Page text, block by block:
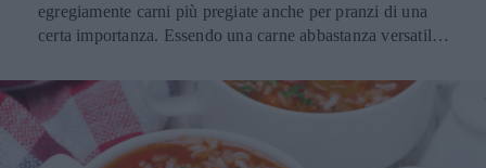
egregiamente carni più pregiate anche per pranzi di una
certa importanza. Essendo una carne abbastanza versatile,
prelibato da gran chef. La ricetta di oggi è molto semplice:
prugne secche, cipolle, vino rosso e alcuni aromi avrete un
secondo piatto gustoso che non sfigurerà se avrete a tavola
i vostri amici. E se temete per la vostra linea, con sole 420